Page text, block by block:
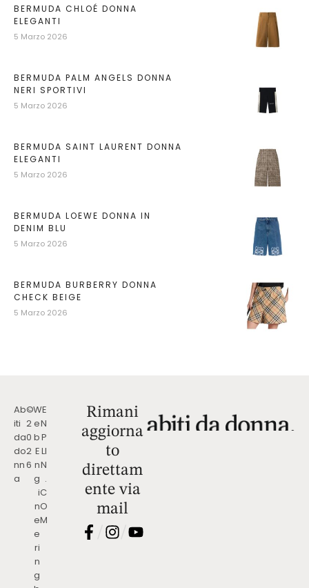
BERMUDA CHLOÉ DONNA
ELEGANTI
5 Marzo 2026
BERMUDA PALM ANGELS DONNA
NERI SPORTIVI
5 Marzo 2026
BERMUDA SAINT LAURENT DONNA
ELEGANTI
5 Marzo 2026
BERMUDA LOEWE DONNA IN
DENIM BLU
5 Marzo 2026
BERMUDA BURBERRY DONNA
CHECK BEIGE
5 Marzo 2026
Ab
iti
da
do
nn
a
©
2
0
2
6
W
e
b
E
n
g
i
n
e
e
ri
n
g
E
N
P
LI
N
.
C
O
M
Rimani
aggiorna
to
direttam
ente via
mail
/